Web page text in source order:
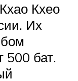
Кхео
Их
500 бат.